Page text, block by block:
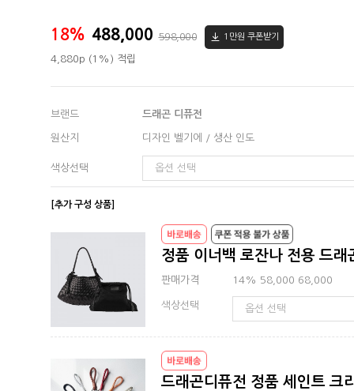
18% 488,000 598,000 1만원 쿠폰받기
4,880p (1%) 적립
브랜드 드래곤 디퓨전
원산지 디자인 벨기에 / 생산 인도
색상선택
[추가 구성 상품]
정품 이너백 로잔나 전용 드래
판매가격 14% 58,000 68,000
색상선택
드래곤디퓨전 정품 세인트 크